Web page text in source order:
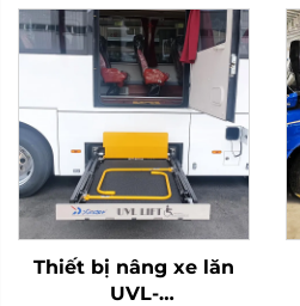
Thiết bị nâng xe lăn
UVL-